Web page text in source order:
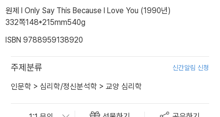
원제 I Only Say This Because I Love You (1990년)
332쪽148*215mm540g
ISBN 9788959138920
주제분류 신간알림 신청
인문학 > 심리학/정신분석학 > 교양 심리학